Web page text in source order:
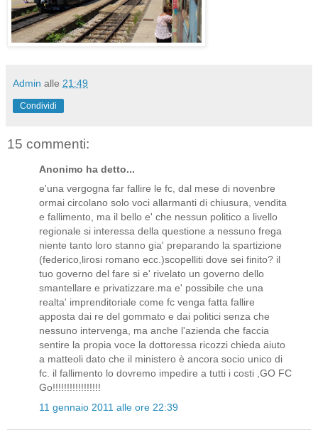
Admin alle 21:49
Condividi
15 commenti:
Anonimo ha detto...
e'una vergogna far fallire le fc, dal mese di novenbre
ormai circolano solo voci allarmanti di chiusura, vendita
e fallimento, ma il bello e' che nessun politico a livello
regionale si interessa della questione a nessuno frega
niente tanto loro stanno gia' preparando la spartizione
(federico,lirosi romano ecc.)scopelliti dove sei finito? il
tuo governo del fare si e' rivelato un governo dello
smantellare e privatizzare.ma e' possibile che una
realta' imprenditoriale come fc venga fatta fallire
apposta dai re del gommato e dai politici senza che
nessuno intervenga, ma anche l'azienda che faccia
sentire la propia voce la dottoressa ricozzi chieda aiuto
a matteoli dato che il ministero è ancora socio unico di
fc. il fallimento lo dovremo impedire a tutti i costi ,GO FC
Go!!!!!!!!!!!!!!!!!
11 gennaio 2011 alle ore 22:39